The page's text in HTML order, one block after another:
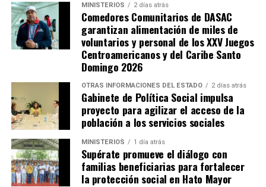
MINISTERIOS 2 días atrás
Comedores Comunitarios de DASAC
garantizan alimentación de miles de
voluntarios y personal de los XXV Juegos
Centroamericanos y del Caribe Santo
Domingo 2026
OTRAS INFORMACIONES DEL ESTADO 2 días atrás
Gabinete de Política Social impulsa
proyecto para agilizar el acceso de la
población a los servicios sociales
MINISTERIOS 1 día atrás
Supérate promueve el diálogo con
familias beneficiarias para fortalecer
la protección social en Hato Mayor